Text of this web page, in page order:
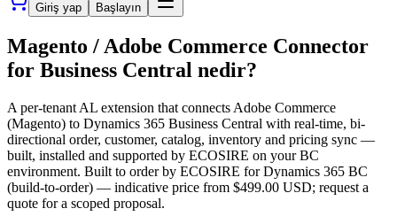
Giriş yap Başlayın
Magento / Adobe Commerce Connector
for Business Central nedir?
A per-tenant AL extension that connects Adobe Commerce
(Magento) to Dynamics 365 Business Central with real-time, bi-
directional order, customer, catalog, inventory and pricing sync —
built, installed and supported by ECOSIRE on your BC
environment. Built to order by ECOSIRE for Dynamics 365 BC
(build-to-order) — indicative price from $499.00 USD; request a
quote for a scoped proposal.